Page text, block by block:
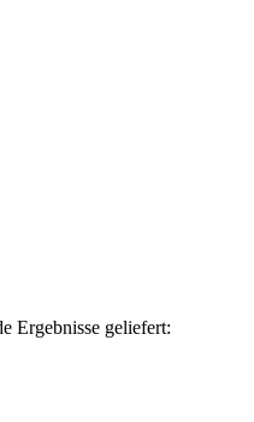
Ergebnisse geliefert: